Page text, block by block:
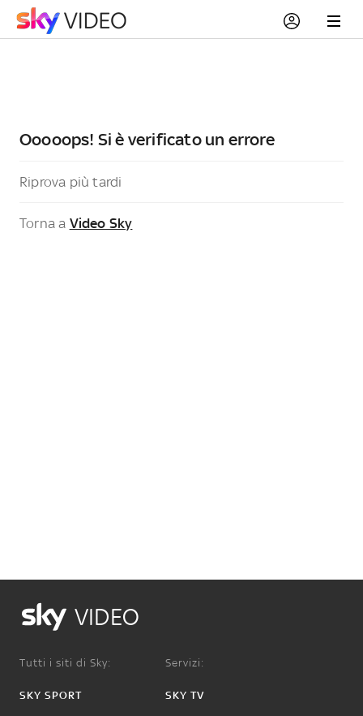
Ooooops! Si è verificato un errore
Riprova più tardi
Torna a Video Sky
VIDEO
Tutti i siti di Sky:
SKY SPORT
Servizi:
SKY TV